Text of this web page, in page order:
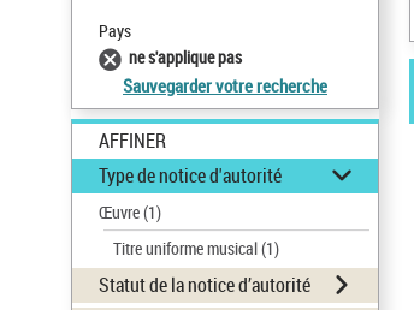
Pays
ne s'applique pas
Sauvegarder votre recherche
AFFINER
Type de notice d'autorité
Œuvre(1)
Titre uniforme musical(1)
Statut de la notice d’autorité